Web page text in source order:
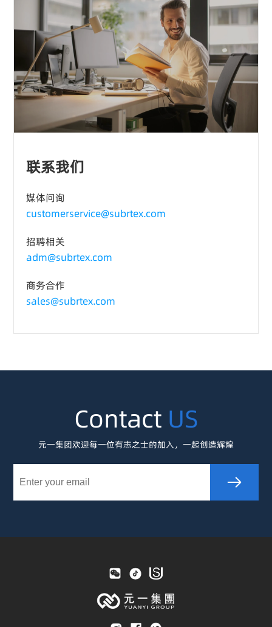
联系我们
媒体问询
customerservice@subrtex.com
招聘相关
adm@subrtex.com
商务合作
sales@subrtex.com
Contact US
元一集团欢迎每一位有志之士的加入，一起创造辉煌